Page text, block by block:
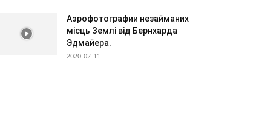
Аэрофотографии незайманих
місць Землі від Бернхарда
Эдмайера.
2020-02-11